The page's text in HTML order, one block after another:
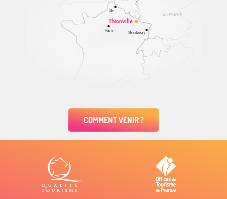
ALLEMAGNE
Thionville
Lille
Paris Strasbourg
COMMENT VENIR ?